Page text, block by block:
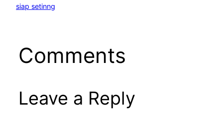
siap setinng
Comments
Leave a Reply